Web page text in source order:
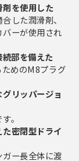
を使用した
した潤滑剤、
ーが使用され
部を備えた
めのM8プラグ
リッパージョ
。
密閉型ドライ
ー長全体に渡